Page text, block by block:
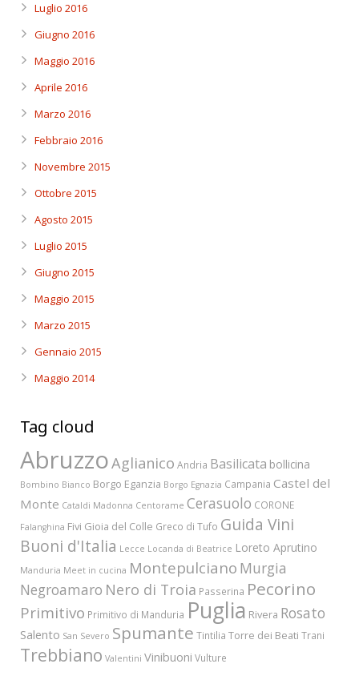
Luglio 2016
Giugno 2016
Maggio 2016
Aprile 2016
Marzo 2016
Febbraio 2016
Novembre 2015
Ottobre 2015
Agosto 2015
Luglio 2015
Giugno 2015
Maggio 2015
Marzo 2015
Gennaio 2015
Maggio 2014
Tag cloud
AbruzzoAglianico Andria Basilicata bollicina
Bombino Bianco Borgo Eganzia Borgo Egnazia Campania Castel del
Monte Cataldi Madonna Centorame Cerasuolo CORONE
Falanghina Fivi Gioia del Colle Greco di Tufo Guida Vini
Buoni d'Italia Lecce Locanda di Beatrice Loreto Aprutino
Manduria Meet in cucina Montepulciano Murgia
Negroamaro Nero di Troia Passerina Pecorino
Primitivo Primitivo di Manduria Puglia Rivera Rosato
Salento San Severo Spumante Tintilia Torre dei Beati Trani
Trebbiano Valentini Vinibuoni Vulture